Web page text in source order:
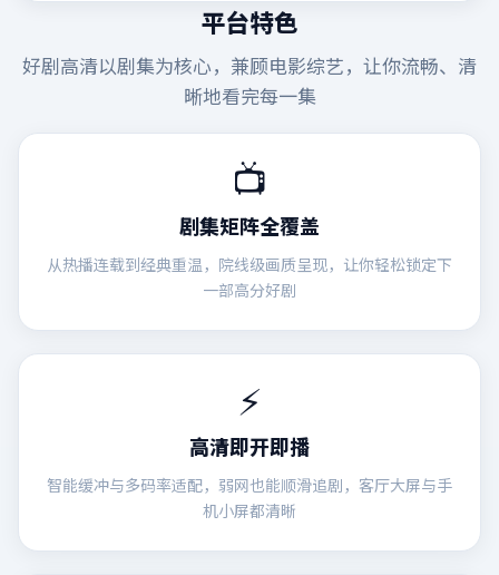
平台特色
好剧高清以剧集为核心，兼顾电影综艺，让你流畅、清
晰地看完每一集
📺
剧集矩阵全覆盖
从热播连载到经典重温，院线级画质呈现，让你轻松锁定下
一部高分好剧
⚡
高清即开即播
智能缓冲与多码率适配，弱网也能顺滑追剧，客厅大屏与手
机小屏都清晰